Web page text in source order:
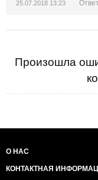
25.07.2018 13:23
Произошла
О НАС
КОНТАКТНАЯ